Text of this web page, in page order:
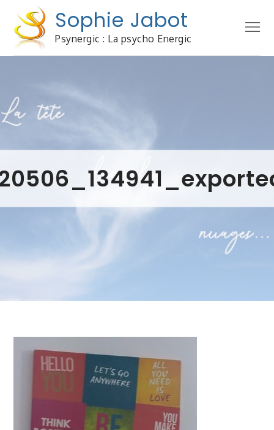
content
Sophie Jabot
Psynergic : La psycho Energic
Menu